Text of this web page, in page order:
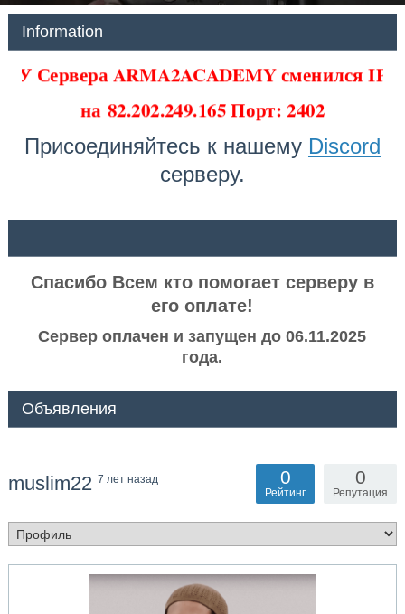
Information
У Сервера ARMA2ACADEMY сменился IP
на82.202.249.165 Порт: 2402
Присоединяйтесь к нашему Discord
серверу.
Спасибо Всем кто помогает серверу в
его оплате!
Сервер оплачен и запущен до 06.11.2025
года.
Объявления
muslim22 7 лет назад 0
Репутация
0
Рейтинг